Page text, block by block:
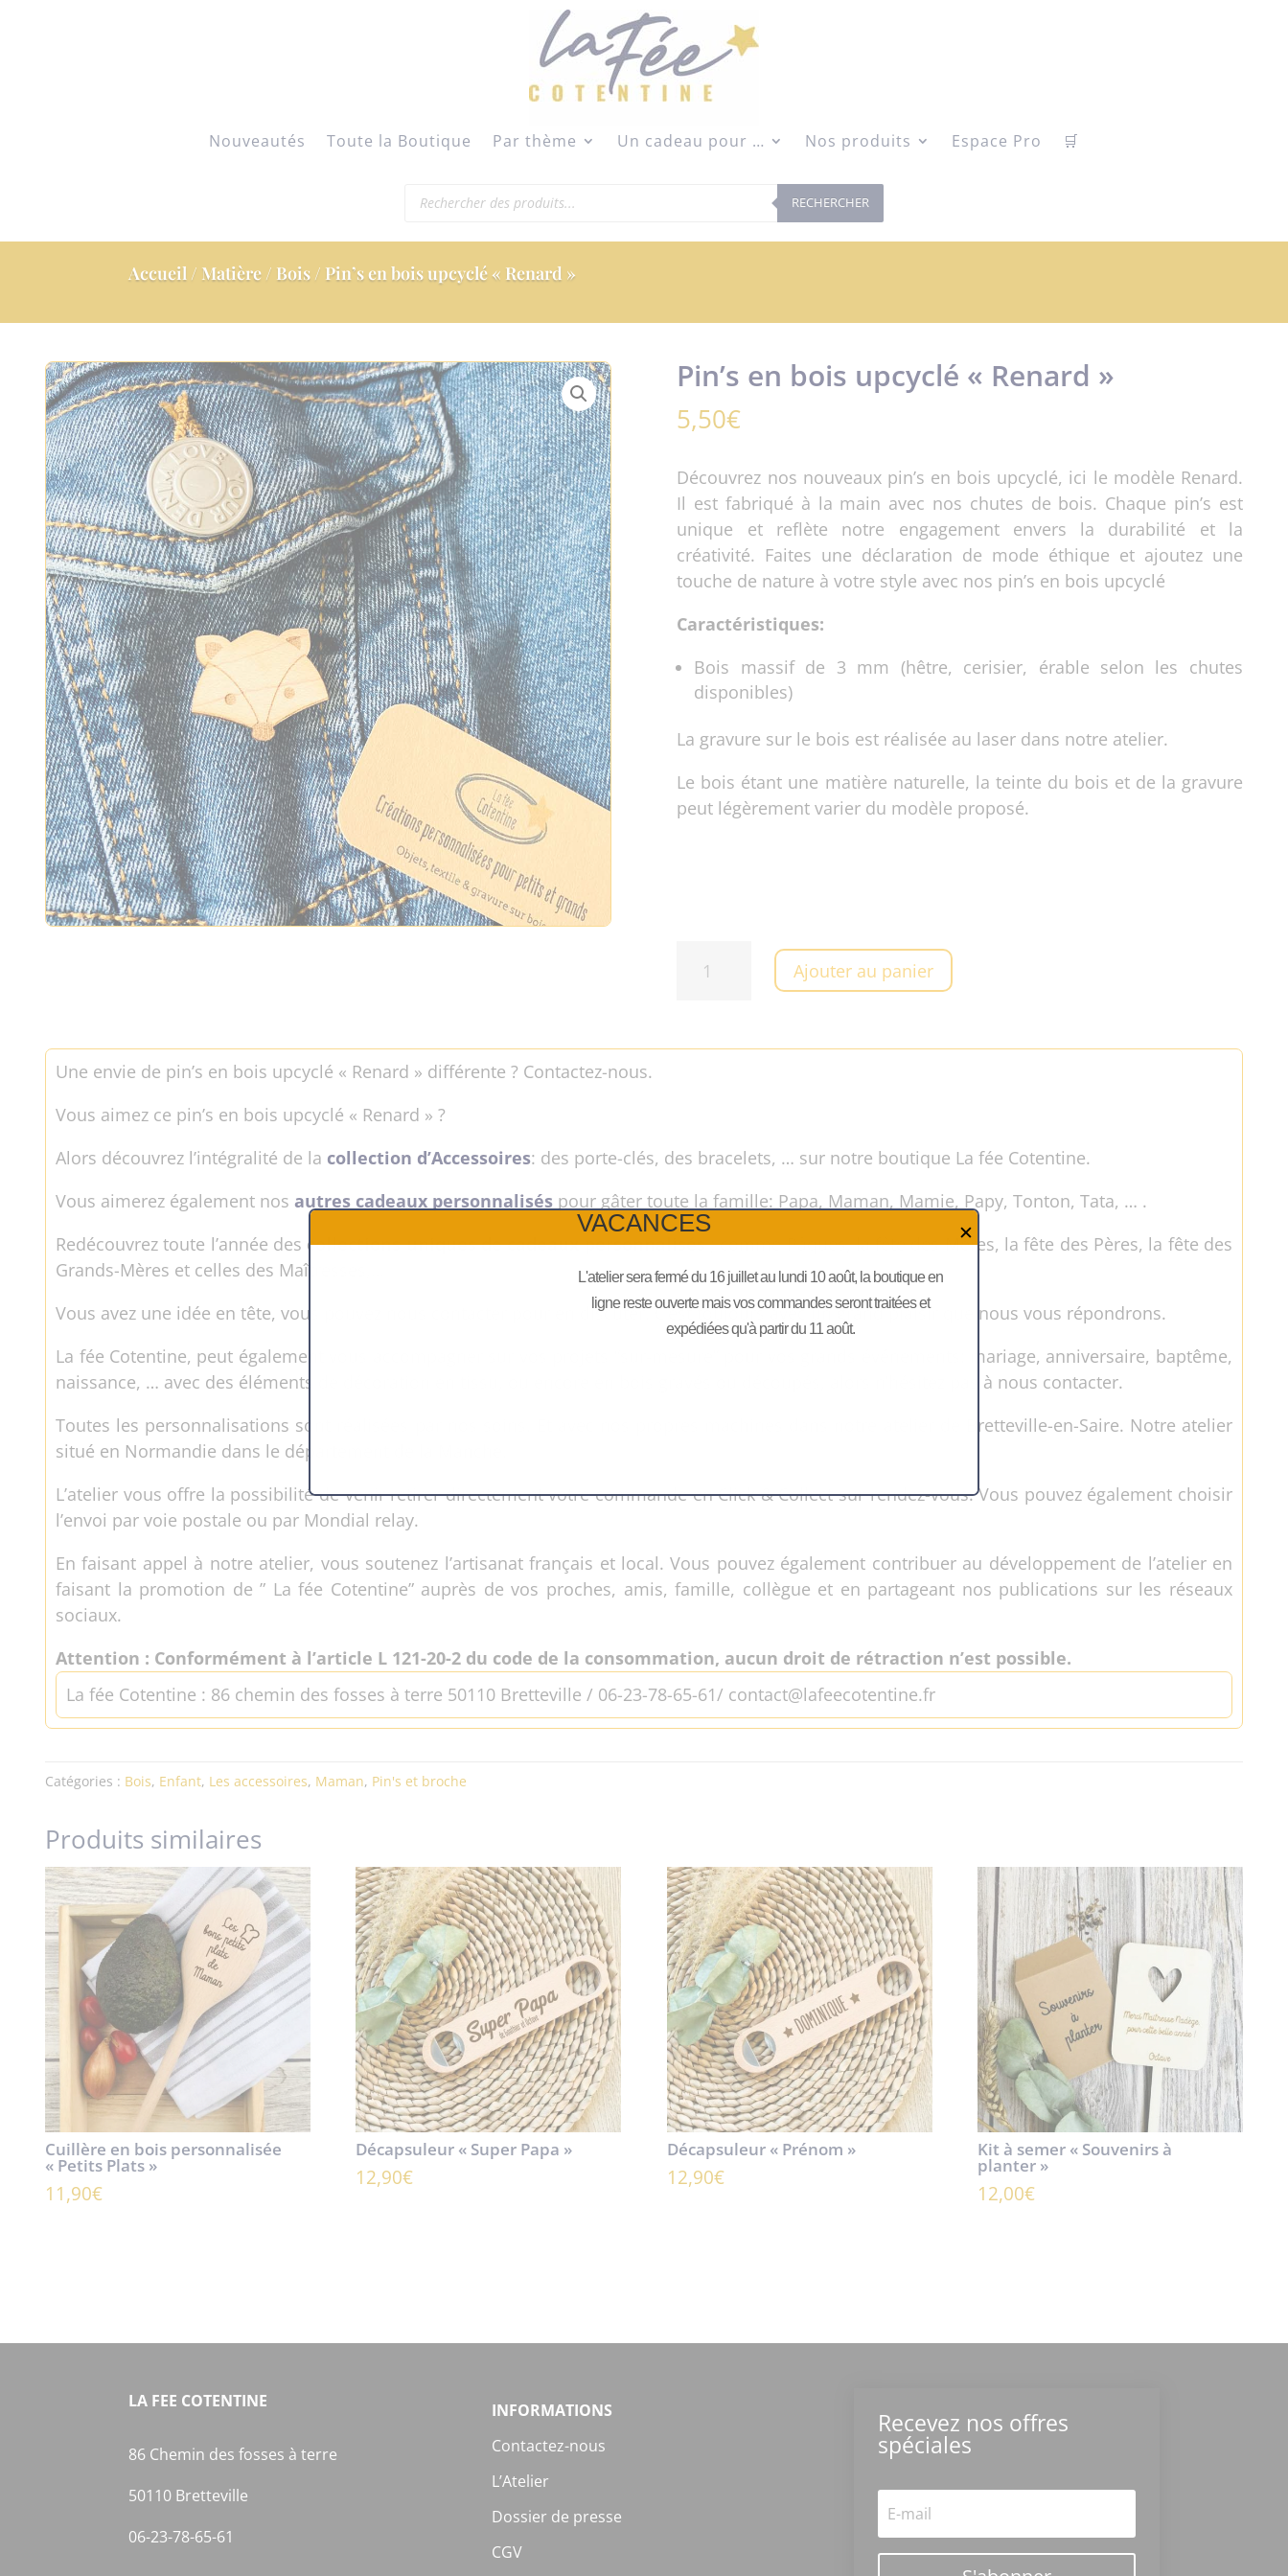
Nouveautés Toute la Boutique Par thème Un cadeau pour … Nos produits Espace Pro 🛒
de RECHERCHER
Accueil / Matière / Bois / Pin’s en bois upcyclé « Renard »
Pin’s en bois upcyclé « Renard »
5,50€
Découvrez nos nouveaux pin’s en bois upcyclé, ici le modèle Renard.
Il est fabriqué à la main avec nos chutes de bois. Chaque pin’s est
unique et reflète notre engagement envers la durabilité et la
créativité. Faites une déclaration de mode éthique et ajoutez une
touche de nature à votre style avec nos pin’s en bois upcyclé
Caractéristiques:
Bois massif de 3 mm (hêtre, cerisier, érable selon les chutes
disponibles)
La gravure sur le bois est réalisée au laser dans notre atelier.
Le bois étant une matière naturelle, la teinte du bois et de la gravure
peut légèrement varier du modèle proposé.
bois
Ajouter au panier
Une envie de pin’s en bois upcyclé « Renard » différente ? Contactez-nous.
Vous aimez ce pin’s en bois upcyclé « Renard » ?
Alors découvrez l’intégralité de la collection d’Accessoires: des porte-clés, des bracelets, … sur notre boutique La fée Cotentine.
Vous aimerez également nos autres cadeaux personnalisés pour gâter toute la famille: Papa, Maman, Mamie, Papy, Tonton, Tata, … .
Redécouvrez toute l’année des collections uniques de cadeaux personnalisés; comme Pâques, la fête des Mères, la fête des Pères, la fête des
Grands-Mères et celles des Maîtresses,…
Vous avez une idée en tête, vous pouvez nous contacter pour en discuter. C’est toujours avec un grand plaisir que nous vous répondrons.
La fée Cotentine, peut également vous accompagner sur vos projets “sur-mesure” pour vos grands événements: mariage, anniversaire, baptême,
naissance, … avec des éléments de décoration en tissu, ou encore en bois gravés ou découpés, alors n’hésitez pas à nous contacter.
Toutes les personnalisations sont réalisées par nos soins. Et avec nos propres machines dans notre atelier de Bretteville-en-Saire. Notre atelier
situé en Normandie dans le département de la Manche.
L’atelier vous offre la possibilité de venir retirer directement votre commande en Click & Collect sur rendez-vous. Vous pouvez également choisir
l’envoi par voie postale ou par Mondial relay.
En faisant appel à notre atelier, vous soutenez l’artisanat français et local. Vous pouvez également contribuer au développement de l’atelier en
faisant la promotion de ” La fée Cotentine” auprès de vos proches, amis, famille, collègue et en partageant nos publications sur les réseaux
sociaux.
Attention : Conformément à l’article L 121-20-2 du code de la consommation, aucun droit de rétraction n’est possible.
La fée Cotentine : 86 chemin des fosses à terre 50110 Bretteville / 06-23-78-65-61/ contact@lafeecotentine.fr
Catégories : Bois, Enfant, Les accessoires, Maman, Pin's et broche
Produits similaires
Cuillère en bois personnalisée
« Petits Plats »
11,90€
Décapsuleur « Super Papa »
12,90€
Décapsuleur « Prénom »
12,90€
Kit à semer « Souvenirs à
planter »
12,00€
LA FEE COTENTINE
86 Chemin des fosses à terre
50110 Bretteville
06-23-78-65-61
INFORMATIONS
Contactez-nous
L’Atelier
Dossier de presse
CGV
Recevez nos offres
spéciales
modal-check
VACANCES ✕
L'atelier sera fermé du 16 juillet au lundi 10 août, la boutique en
ligne reste ouverte mais vos commandes seront traitées et
expédiées qu'à partir du 11 août.